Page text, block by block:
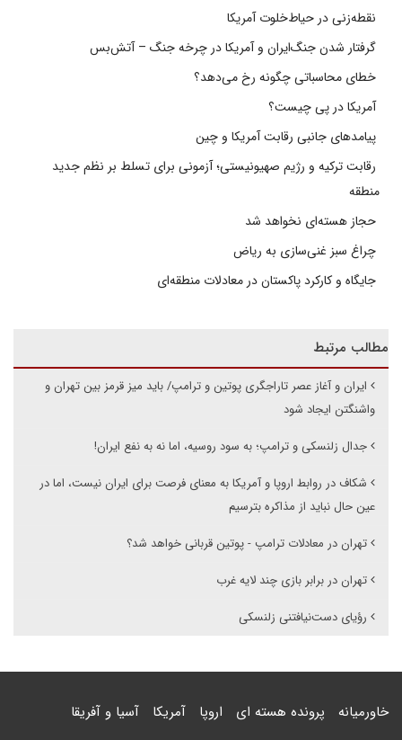
نقطه‌زنی در حیاط‌خلوت آمریکا
گرفتار شدن جنگ‌ایران و آمریکا در چرخه جنگ – آتش‌بس
خطای محاسباتی چگونه رخ می‌دهد؟
آمریکا در پی چیست؟
پیامدهای جانبی رقابت آمریکا و چین
رقابت ترکیه و رژیم صهیونیستی؛ آزمونی برای تسلط بر نظم جدید
منطقه
حجاز هسته‌ای نخواهد شد
چراغ سبز غنی‌سازی به ریاض
جایگاه و کارکرد پاکستان در معادلات منطقه‌ای
مطالب مرتبط
ایران و آغاز عصر تاراجگری پوتین و ترامپ/ باید میز قرمز بین تهران و
واشنگتن ایجاد شود
جدال زلنسکی و ترامپ؛ به سود روسیه، اما نه به نفع ایران!
شکاف در روابط اروپا و آمریکا به معنای فرصت برای ایران نیست، اما در
عین حال نباید از مذاکره بترسیم
تهران در معادلات ترامپ - پوتین قربانی خواهد شد؟
تهران در برابر بازی چند لایه غرب
رؤیای دست‌نیافتنی زلنسکی
خاورمیانه پرونده هسته ای اروپا آمریکا آسیا و آفریقا